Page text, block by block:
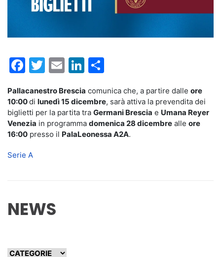
Facebook
Twitter
EmailLinkedIn
Pallacanestro Brescia comunica che, a partire dalle ore
10:00di lunedì 15 dicembre, sarà attiva la prevendita dei
biglietti per la partita tra Germani Brescia e Umana Reyer
Venezia in programma domenica 28 dicembre alle ore
16:00 presso il PalaLeonessa A2A.
Serie A
NEWS